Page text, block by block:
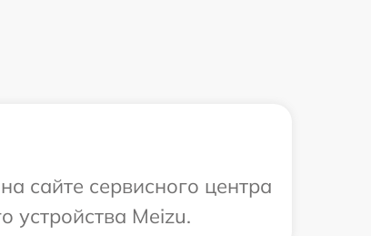
сайте сервисного центра
устройства Meizu.